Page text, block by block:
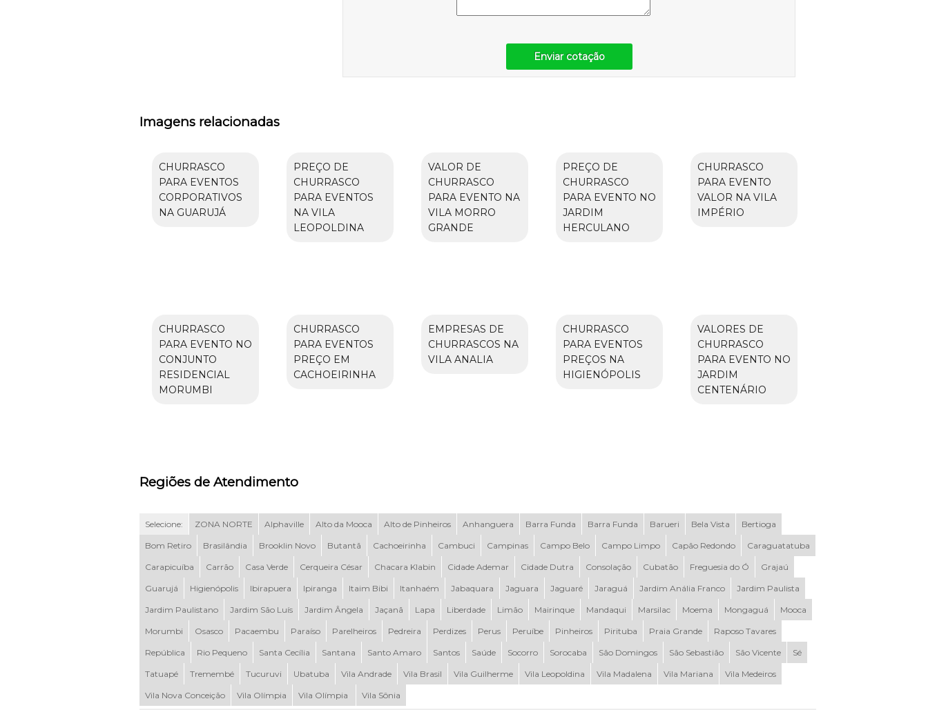
Enviar cotação
Imagens relacionadas
CHURRASCO
PARA EVENTOS
CORPORATIVOS
NA GUARUJÁ
PREÇO DE
CHURRASCO
PARA EVENTOS
NA VILA
LEOPOLDINA
VALOR DE
CHURRASCO
PARA EVENTO NA
VILA MORRO
GRANDE
PREÇO DE
CHURRASCO
PARA EVENTO NO
JARDIM
HERCULANO
CHURRASCO
PARA EVENTO
VALOR NA VILA
IMPÉRIO
CHURRASCO
PARA EVENTO NO
CONJUNTO
RESIDENCIAL
MORUMBI
CHURRASCO
PARA EVENTOS
PREÇO EM
CACHOEIRINHA
EMPRESAS DE
CHURRASCOS NA
VILA ANALIA
CHURRASCO
PARA EVENTOS
PREÇOS NA
HIGIENÓPOLIS
VALORES DE
CHURRASCO
PARA EVENTO NO
JARDIM
CENTENÁRIO
Regiões de Atendimento
Selecione: ZONA NORTE Alphaville Alto da Mooca Alto de Pinheiros Anhanguera Barra Funda Barra Funda Barueri Bela Vista Bertioga
Bom Retiro Brasilândia Brooklin Novo Butantã Cachoeirinha Cambuci Campinas Campo Belo Campo Limpo Capão Redondo Caraguatatuba
Carapicuíba Carrão Casa Verde Cerqueira César Chacara Klabin Cidade Ademar Cidade Dutra Consolação Cubatão Freguesia do Ó Grajaú
Guarujá Higienópolis Ibirapuera Ipiranga Itaim Bibi Itanhaém Jabaquara Jaguara Jaguaré Jaraguá Jardim Anália Franco Jardim Paulista
Jardim Paulistano Jardim São Luís Jardim Ângela Jaçanã Lapa Liberdade Limão Mairinque Mandaqui Marsilac Moema Mongaguá Mooca
Morumbi Osasco Pacaembu Paraíso Parelheiros Pedreira Perdizes Perus Peruíbe Pinheiros Pirituba Praia Grande Raposo Tavares
República Rio Pequeno Santa Cecília Santana Santo Amaro Santos Saúde Socorro Sorocaba São Domingos São Sebastião São Vicente Sé
Tatuapé Tremembé Tucuruvi Ubatuba Vila Andrade Vila Brasil Vila Guilherme Vila Leopoldina Vila Madalena Vila Mariana Vila Medeiros
Vila Nova Conceição Vila Olímpia Vila Olímpia Vila Sônia